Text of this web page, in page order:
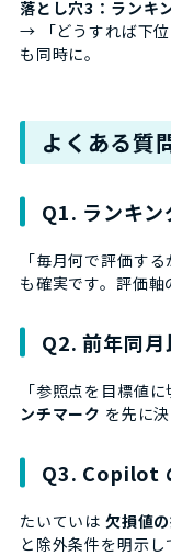
落とし穴3：ランキ
→ 「どうすれば下
も同時に。
よくある質
Q1. ランキン
「毎月何で評価す
も確実です。評価
Q2. 前年同
「参照点を目標値
ンチマーク を先に
Q3. Copilot
たいていは 欠損値
と除外条件を明示し